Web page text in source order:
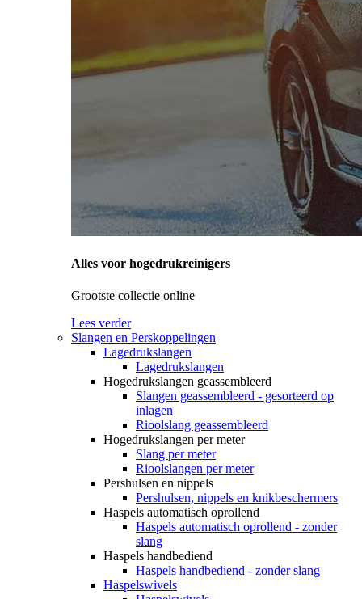
Alles voor hogedrukreinigers
Grootste collectie online
Lees verder
Slangen en Perskoppelingen
Lagedrukslangen
Lagedrukslangen
Hogedrukslangen geassembleerd
Slangen geassembleerd - gesorteerd op
inlagen
Rioolslang geassembleerd
Hogedrukslangen per meter
Slang per meter
Rioolslangen per meter
Pershulsen en nippels
Pershulsen, nippels en knikbeschermers
Haspels automatisch oprollend
Haspels automatisch oprollend - zonder
slang
Haspels handbediend
Haspels handbediend - zonder slang
Haspelswivels